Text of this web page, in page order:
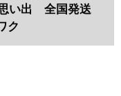
い出 全国発送
ク